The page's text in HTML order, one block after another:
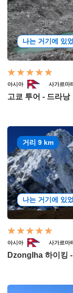
나는 거기에 있
아시아 사가르마
고쿄 투어 - 드라낭
거리 9 km
나는 거기에 있
아시아 사가르마
Dzonglha 하이킹